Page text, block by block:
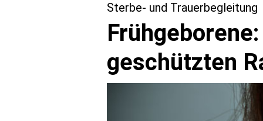
Sterbe- und Trauerbegleitung
geschützten